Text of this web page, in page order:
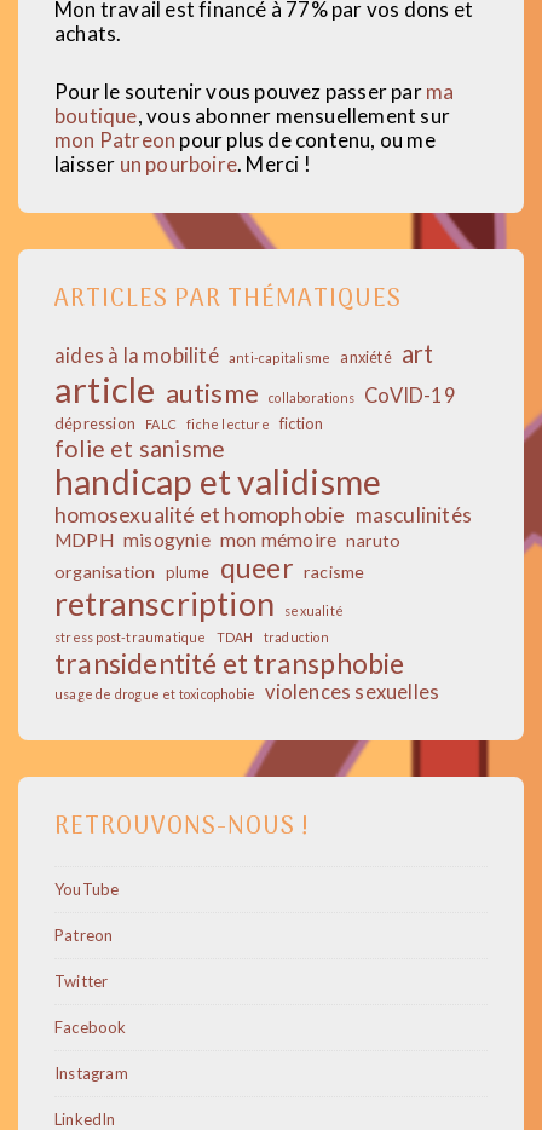
Mon travail est financé à 77% par vos dons et
achats.
Pour le soutenir vous pouvez passer parma
boutique, vous abonner mensuellement sur
mon Patreon pour plus de contenu, ou me
laisser un pourboire. Merci !
ARTICLES PAR THÉMATIQUES
aides à la mobilité anti-capitalisme anxiété art
article autisme collaborations CoVID-19
dépression FALC fiche lecture fiction
folie et sanisme
handicap et validisme
homosexualité et homophobie masculinités
MDPH misogynie mon mémoire naruto
organisation
plume queer racisme
retranscription
sexualité
stress post-traumatique
TDAH traduction
transidentité et transphobie
usage de drogue et toxicophobie violences sexuelles
RETROUVONS-NOUS !
YouTube
Patreon
Twitter
Facebook
Instagram
LinkedIn